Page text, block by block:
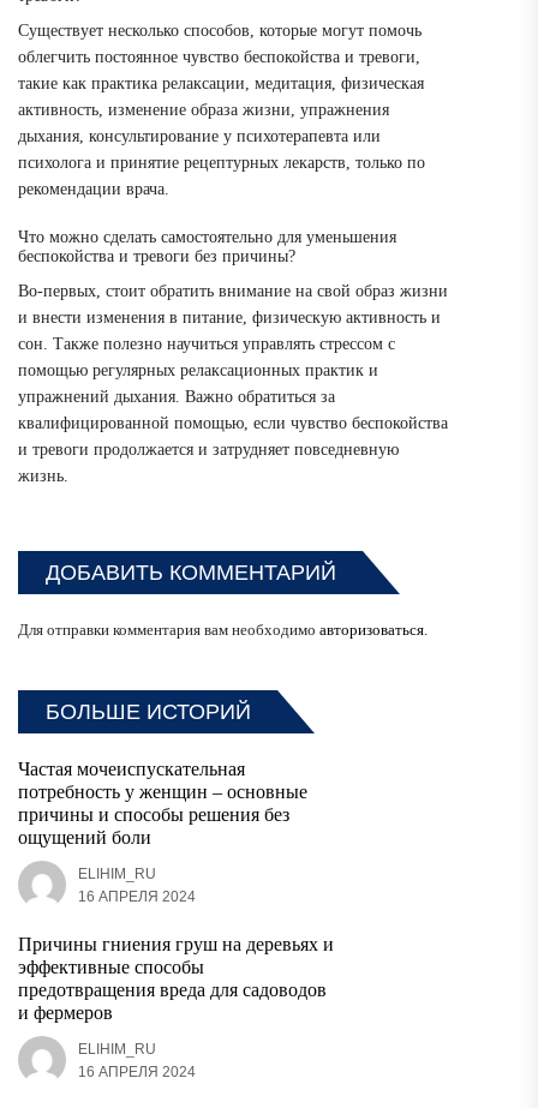
Существует несколько способов, которые могут помочь
облегчить постоянное чувство беспокойства и тревоги,
такие как практика релаксации, медитация, физическая
активность, изменение образа жизни, упражнения
дыхания, консультирование у психотерапевта или
психолога и принятие рецептурных лекарств, только по
рекомендации врача.
Что можно сделать самостоятельно для уменьшения
беспокойства и тревоги без причины?
Во-первых, стоит обратить внимание на свой образ жизни
и внести изменения в питание, физическую активность и
сон. Также полезно научиться управлять стрессом с
помощью регулярных релаксационных практик и
упражнений дыхания. Важно обратиться за
квалифицированной помощью, если чувство беспокойства
и тревоги продолжается и затрудняет повседневную
жизнь.
ДОБАВИТЬ КОММЕНТАРИЙ
Для отправки комментария вам необходимо авторизоваться.
БОЛЬШЕ ИСТОРИЙ
Частая мочеиспускательная
потребность у женщин – основные
причины и способы решения без
ощущений боли
ELIHIM_RU
16 АПРЕЛЯ 2024
Причины гниения груш на деревьях и
эффективные способы
предотвращения вреда для садоводов
и фермеров
ELIHIM_RU
16 АПРЕЛЯ 2024